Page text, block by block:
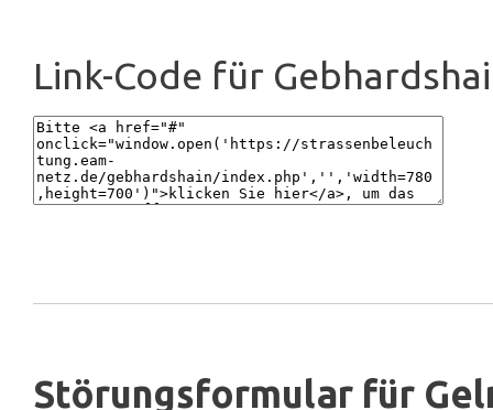
Link-Code für
Störungsformular für